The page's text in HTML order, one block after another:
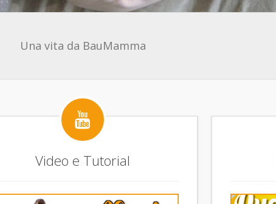
Una vita da BauMamma

Video e Tutorial